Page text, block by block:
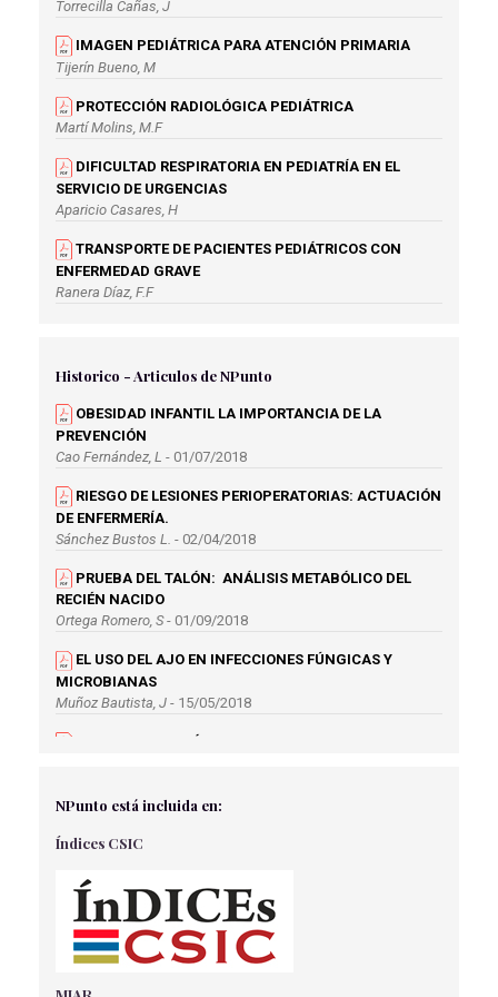
Torrecilla Cañas, J
IMAGEN PEDIÁTRICA PARA ATENCIÓN PRIMARIA
Tijerín Bueno, M
PROTECCIÓN RADIOLÓGICA PEDIÁTRICA
Martí Molins, M.F
DIFICULTAD RESPIRATORIA EN PEDIATRÍA EN EL
SERVICIO DE URGENCIAS
Aparicio Casares, H
TRANSPORTE DE PACIENTES PEDIÁTRICOS CON
ENFERMEDAD GRAVE
Ranera Díaz, F.F
Historico - Articulos de NPunto
OBESIDAD INFANTIL LA IMPORTANCIA DE LA
PREVENCIÓN
Cao Fernández, L - 01/07/2018
RIESGO DE LESIONES PERIOPERATORIAS: ACTUACIÓN
DE ENFERMERÍA.
Sánchez Bustos L.
- 02/04/2018
PRUEBA DEL TALÓN: ANÁLISIS METABÓLICO DEL
RECIÉN NACIDO
Ortega Romero, S- 01/09/2018
EL USO DEL AJO EN INFECCIONES FÚNGICAS Y
MICROBIANAS
Muñoz Bautista, J - 15/05/2018
CRIBADO METABÓLICO NEONATAL: PRUEBA DEL
PRODUCIDA POR QUIMIOTERAPIA O RADIOTERAPIA
ESTADO NUTRICIONAL PREGESTACIONAL Y
GANANCIA DE PESO MATERNO Y SU RELACIÓN CON EL
PESO DEL NEONATO
NPunto está incluida en:
Índices CSIC